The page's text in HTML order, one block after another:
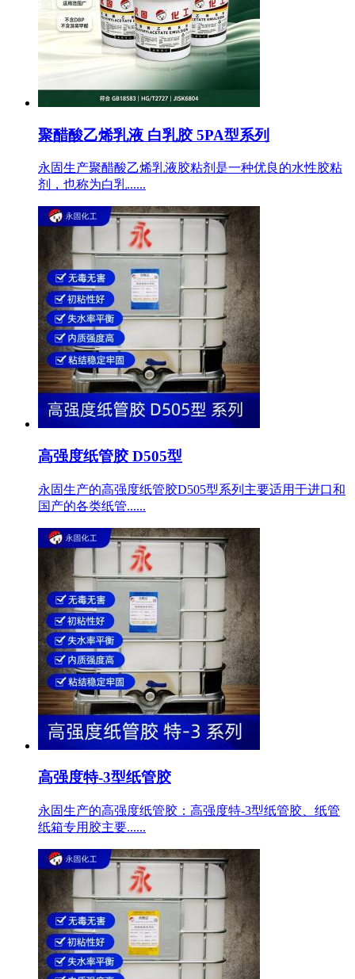
聚醋酸乙烯乳液 白乳胶 5PA型系列
永固生产聚醋酸乙烯乳液胶粘剂是一种优良的水性胶粘
剂，也称为白乳......
高强度纸管胶 D505型
永固生产的高强度纸管胶D505型系列主要适用于进口和
国产的各类纸管......
高强度特-3型纸管胶
永固生产的高强度纸管胶：高强度特-3型纸管胶、纸管
纸箱专用胶主要......